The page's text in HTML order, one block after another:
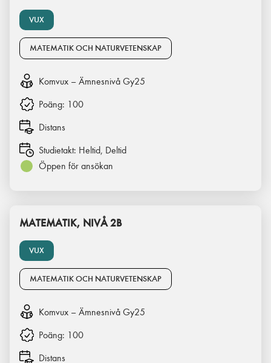
VUX
MATEMATIK OCH NATURVETENSKAP
Komvux – Ämnesnivå Gy25
Poäng: 100
Distans
Studietakt: Heltid, Deltid
Öppen för ansökan
VUX
MATEMATIK, NIVÅ 2B
MATEMATIK OCH NATURVETENSKAP
Komvux – Ämnesnivå Gy25
Poäng: 100
Distans